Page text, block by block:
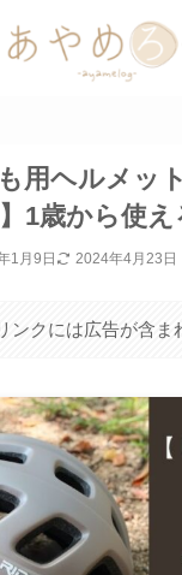
用ヘルメッ
1歳から使
1月9日 2024年4月23日
ンクには広告が含ま